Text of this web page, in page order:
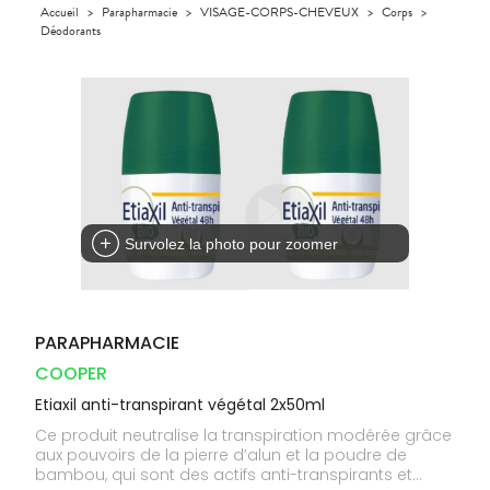
Orthopédie
Compléments
médicaux
CHEVEUX
Homme
Solaire
Visage
UTILES
PHARMACIES
VIDÉOS DE
VOTRE
APPLICATION
DE SANTÉ
SCAN
D’ORDONNANCE
Accueil > Parapharmacie > VISAGE-CORPS-CHEVEUX > Corps >
Déodorants
Survolez la photo pour zoomer
PARAPHARMACIE
COOPER
Etiaxil anti-transpirant végétal 2x50ml
Ce produit neutralise la transpiration modérée grâce
aux pouvoirs de la pierre d’alun et la poudre de
bambou, qui sont des actifs anti-transpirants et